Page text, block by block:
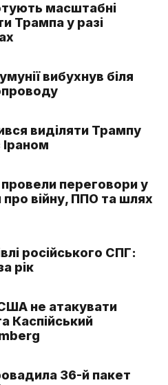
масштабні
Трампа у разі
вибухнув біля
виділяти Трампу
Іраном
переговори у
про війну, ППО та шлях
російського СПГ:
рік
не атакувати
Каспійський
36-й пакет